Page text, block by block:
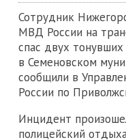
Сотрудник
МВД России на
спас двух
в Семеновском
сообщили в
России по
Инцидент
полицейский